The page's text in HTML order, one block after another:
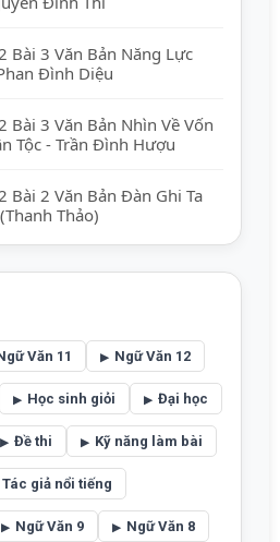
Bài 3 Văn Bản Năng Lực
Đình Diệu
Bài 3 Văn Bản Nhìn Về Vốn
Tộc - Trần Đình Hượu
Bài 2 Văn Bản Đàn Ghi Ta
Thảo)
Văn 11 Ngữ Văn 12
Học sinh giỏi Đại học
Đề thi Kỹ năng làm bài
Tác giả nổi tiếng
Ngữ Văn 9 Ngữ Văn 8